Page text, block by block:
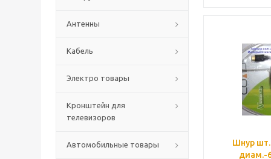
Антенны
Кабель
Электро товары
Кронштейн для
телевизоров
Автомобильные товары
Шнур
диам.-